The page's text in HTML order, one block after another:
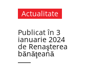
Actualitate
Publicat în 3
ianuarie 2024
de Renaşterea
bănăţeană